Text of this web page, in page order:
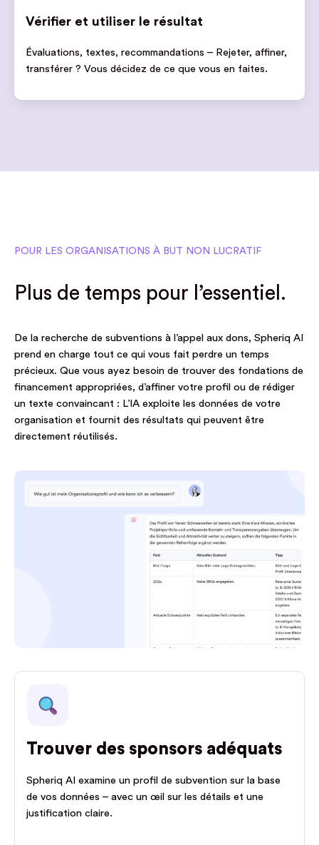
Vérifier et utiliser le résultat
Évaluations, textes, recommandations – Rejeter, affiner,
transférer ? Vous décidez de ce que vous en faites.
POUR LES ORGANISATIONS À BUT NON LUCRATIF
Plus de temps pour l’essentiel.
De la recherche de subventions à l’appel aux dons, Spheriq AI
prend en charge tout ce qui vous fait perdre un temps
précieux. Que vous ayez besoin de trouver des fondations de
financement appropriées, d’affiner votre profil ou de rédiger
un texte convaincant : L’IA exploite les données de votre
organisation et fournit des résultats qui peuvent être
directement réutilisés.
Trouver des sponsors adéquats
Spheriq AI examine un profil de subvention sur la base
de vos données – avec un œil sur les détails et une
justification claire.